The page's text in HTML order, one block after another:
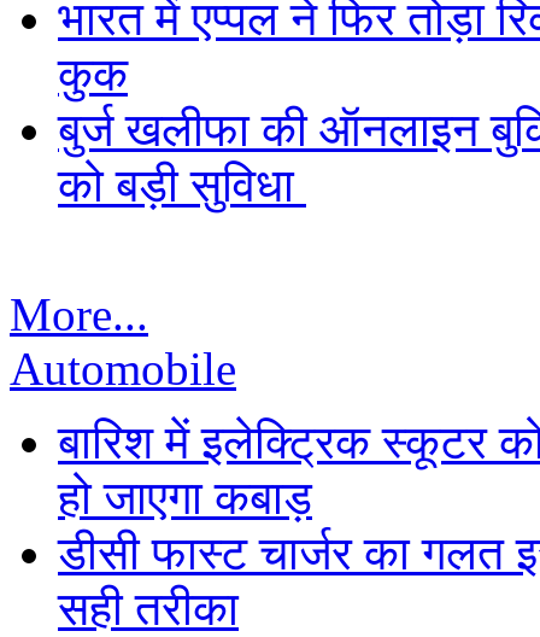
भारत में एप्पल ने फिर तोड़ा
कुक
बुर्ज खलीफा की ऑनलाइन
को बड़ी सुविधा
More...
Automobile
बारिश में इलेक्ट्रिक स्कूटर को
हो जाएगा कबाड़
डीसी फास्ट चार्जर का गलत
सही तरीका